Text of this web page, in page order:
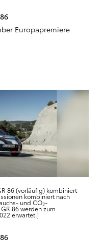
Europapremiere
86 (vorläufig) kombiniert
kombiniert nach
und CO2-
86 werden zum
erwartet.]